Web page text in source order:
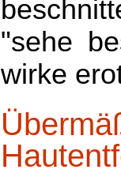
"sehe
wirke